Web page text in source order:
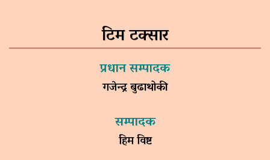
टिम टक्सार
प्रधान सम्पादक
गजेन्द्र बुढाथोकी
सम्पादक
हिम विष्ट